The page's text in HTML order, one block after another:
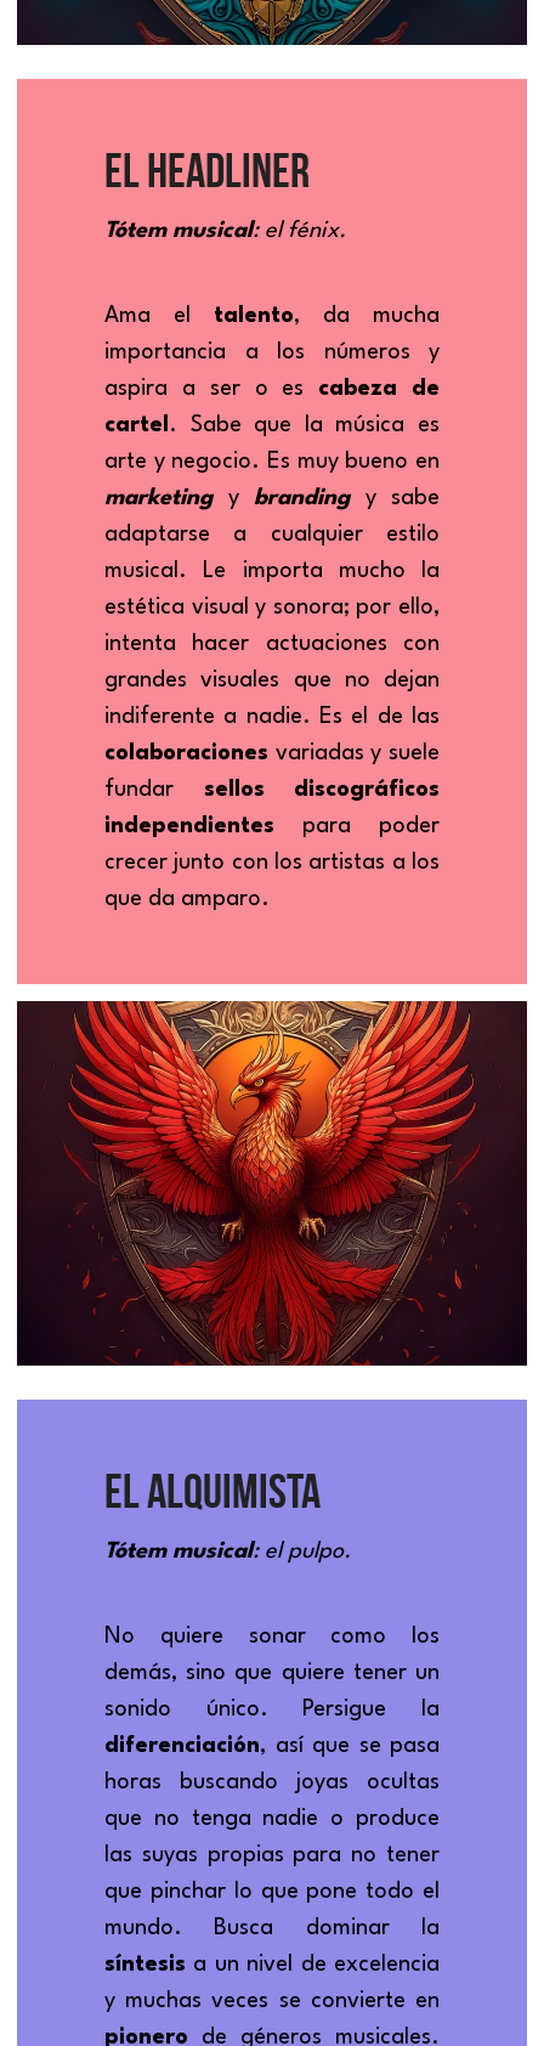
EL HEADLINER
Tótem musical: el fénix.
Ama el talento, da mucha
importancia a los números y
aspira a ser o es cabeza de
cartel . Sabe que la música es
marketing y branding y sabe
adaptarse a cualquier estilo
musical. Le importa mucho la
estética visual y sonora; por ello,
intenta hacer actuaciones con
grandes visuales que no dejan
colaboraciones variadas y suele
fundar sellos discográficos
independientes para poder
crecer junto con los artistas a los
que da amparo.
EL ALQUIMISTA
Tótem musical: el pulpo.
No quiere sonar como los
demás, sino que quiere tener un
diferenciación, así que se pasa
horas buscando joyas ocultas
que no tenga nadie o produce
las suyas propias para no tener
que pinchar lo que pone todo el
síntesis a un nivel de excelencia
pionero de géneros musicales.